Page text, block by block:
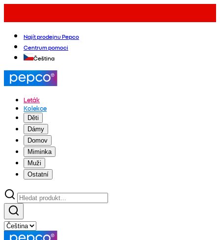
Najít prodejnu Pepco
Centrum pomoci
Čeština
Leták
Kolekce
Děti
Dámy
Domov
Miminka
Muži
Ostatní